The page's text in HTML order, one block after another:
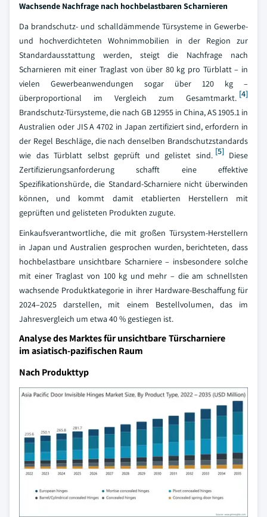
Wachsende Nachfrage nach hochbelastbaren Scharnieren
Da brandschutz- und schalldämmende Türsysteme in Gewerbe-
und hochverdichteten Wohnimmobilien in der Region zur
Standardausstattung werden, steigt die Nachfrage nach
Scharnieren mit einer Traglast von über 80 kg pro Türblatt – in
vielen Gewerbeanwendungen sogar über 120 kg –
überproportional im Vergleich zum Gesamtmarkt. [4]
Brandschutz-Türsysteme, die nach GB 12955 in China, AS 1905.1 in
Australien oder JIS A 4702 in Japan zertifiziert sind, erfordern in
der Regel Beschläge, die nach denselben Brandschutzstandards
wie das Türblatt selbst geprüft und gelistet sind. [5]Diese
Zertifizierungsanforderung schafft eine effektive
Spezifikationshürde, die Standard-Scharniere nicht überwinden
können, und kommt damit etablierten Herstellern mit
geprüften und gelisteten Produkten zugute.
Einkaufsverantwortliche, die mit großen Türsystem-Herstellern
in Japan und Australien gesprochen wurden, berichteten, dass
hochbelastbare unsichtbare Scharniere – insbesondere solche
mit einer Traglast von 100 kg und mehr – die am schnellsten
wachsende Produktkategorie in ihrer Hardware-Beschaffung für
2024–2025 darstellen, mit einem Bestellvolumen, das im
Jahresvergleich um etwa 40 % gestiegen ist.
Analyse des Marktes für unsichtbare Türscharniere
im asiatisch-pazifischen Raum
Nach Produkttyp